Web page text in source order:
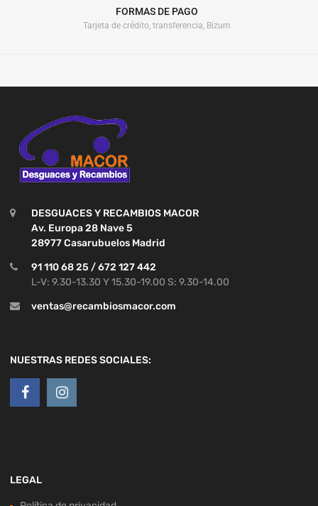
FORMAS DE PAGO
Tarjeta de crédito, transferencia, Bizum
DESGUACES Y RECAMBIOS MACOR
Av. Europa 28 Nave 5
28977 Casarubuelos Madrid
91 110 68 25 / 672 127 442
L-V: 9.30-13.30 Y 15.30-19.00 S: 9.30-14.00
ventas@recambiosmacor.com
NUESTRAS REDES SOCIALES:
LEGAL